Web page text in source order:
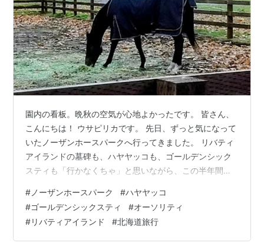
園内の看板。晩秋の空気が心地よかったです。 皆さん、
こんにちは！ ウサピリカです。 先日、ずっと気になって
いたノーザンホースパークへ行ってきました。 リバティ
アイランドの墓碑も、ハヤヤッコも、ゴールデンシック
スティも「行かなくちゃ」と思いながら、この半年間ず
うやく駆け込みでおじゃましてきました。 幸い、この日
は天気にも恵まれ、風もおだやか。 コートを着てちょう
ど良いくらいの気温で、馬たちものんびりムード。 癒し
の一日になりました。 ウィンドインハーヘア ゴールデン
# ノーザンホースパーク #ハヤヤッコ
#ゴールデンシックスティ #オーソリティ
#リバティアイランド #北海道旅行